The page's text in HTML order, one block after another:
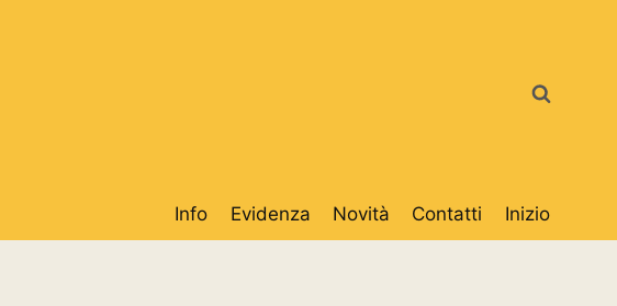
Info Evidenza Novità Contatti Inizio